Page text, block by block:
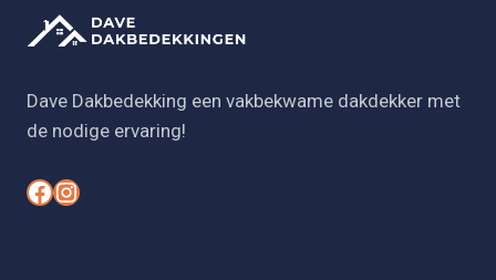
Dave Dakbedekking een vakbekwame dakdekker met
de nodige ervaring!
# #